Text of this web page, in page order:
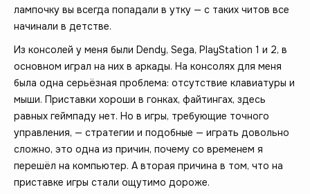
лампочку вы всегда попадали в утку — с таких читов все
начинали в детстве.
Из консолей у меня были Dendy, Sega, PlayStation 1 и 2, в
основном играл на них в аркады. На консолях для меня
была одна серьёзная проблема: отсутствие клавиатуры и
мыши. Приставки хороши в гонках, файтингах, здесь
равных геймпаду нет. Но в игры, требующие точного
управления, — стратегии и подобные — играть довольно
сложно, это одна из причин, почему со временем я
перешёл на компьютер. А вторая причина в том, что на
приставке игры стали ощутимо дороже.